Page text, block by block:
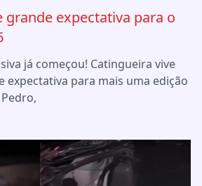
grande expectativa para o
já começou! Catingueira vive
expectativa para mais uma edição